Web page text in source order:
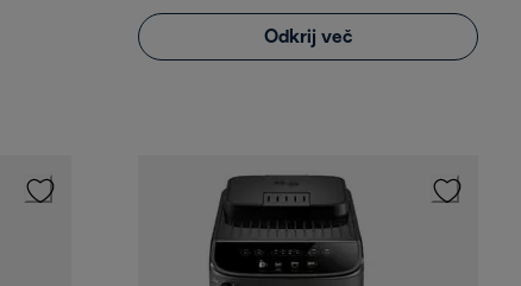
Odkrij več